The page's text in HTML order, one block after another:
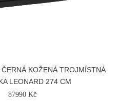
KOŽENÁ TROJMÍSTNÁ
LEONARD 274 CM
87990 Kč